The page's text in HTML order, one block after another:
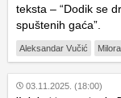
teksta – “Dodik se
spuštenih gaća”.
Aleksandar Vučić
03.11.2025. (18:00)